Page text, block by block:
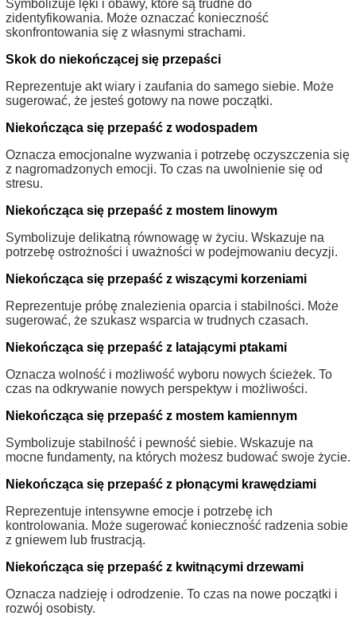
Symbolizuje lęki i obawy, które są trudne do
zidentyfikowania. Może oznaczać konieczność
skonfrontowania się z własnymi strachami.
Skok do niekończącej się przepaści
Reprezentuje akt wiary i zaufania do samego siebie. Może
sugerować, że jesteś gotowy na nowe początki.
Niekończąca się przepaść z wodospadem
Oznacza emocjonalne wyzwania i potrzebę oczyszczenia się
z nagromadzonych emocji. To czas na uwolnienie się od
stresu.
Niekończąca się przepaść z mostem linowym
Symbolizuje delikatną równowagę w życiu. Wskazuje na
potrzebę ostrożności i uważności w podejmowaniu decyzji.
Niekończąca się przepaść z wiszącymi korzeniami
Reprezentuje próbę znalezienia oparcia i stabilności. Może
sugerować, że szukasz wsparcia w trudnych czasach.
Niekończąca się przepaść z latającymi ptakami
Oznacza wolność i możliwość wyboru nowych ścieżek. To
czas na odkrywanie nowych perspektyw i możliwości.
Niekończąca się przepaść z mostem kamiennym
Symbolizuje stabilność i pewność siebie. Wskazuje na
mocne fundamenty, na których możesz budować swoje życie.
Niekończąca się przepaść z płonącymi krawędziami
Reprezentuje intensywne emocje i potrzebę ich
kontrolowania. Może sugerować konieczność radzenia sobie
z gniewem lub frustracją.
Niekończąca się przepaść z kwitnącymi drzewami
Oznacza nadzieję i odrodzenie. To czas na nowe początki i
rozwój osobisty.